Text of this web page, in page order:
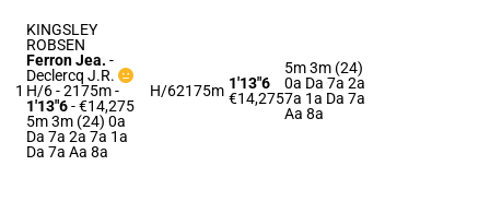
1
KINGSLEY
ROBSEN
Ferron Jea. -
Declercq J.R.
H/6 - 2175m-
1'13"6- €14,275
5m 3m (24) 0a
Da 7a 2a 7a 1a
Da 7a Aa 8a
H/62175m 1'13"6
€14,275
5m 3m (24)
0a Da 7a 2a
7a 1a Da 7a
Aa 8a